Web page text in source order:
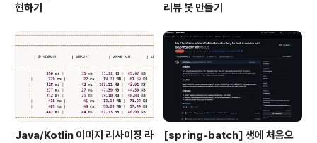
현하기
리뷰 봇 만들기
Java/Kotlin 이미지 리사이징 라
[spring-batch] 생에 처음으